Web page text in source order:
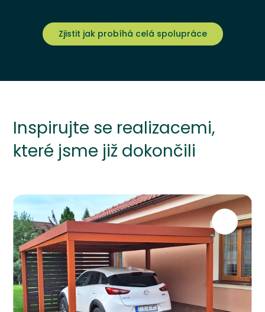
Zjistit jak probíhá celá spolupráce
Inspirujte se realizacemi,
které jsme již dokončili